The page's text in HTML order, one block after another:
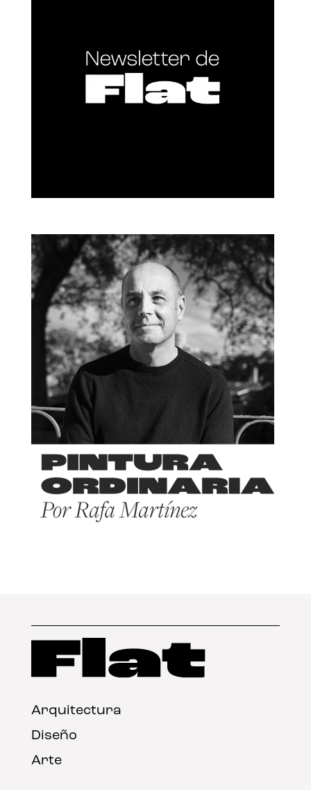
Arquitectura
Diseño
Arte